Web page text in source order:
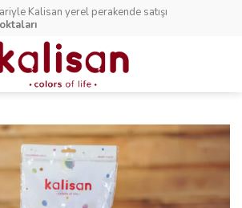
Kalisan yerel perakende satışı